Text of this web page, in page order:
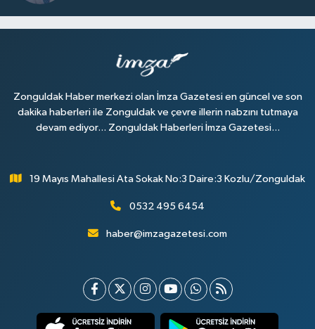
Zonguldak Haber merkezi olan İmza Gazetesi en güncel ve son
dakika haberleri ile Zonguldak ve çevre illerin nabzını tutmaya
devam ediyor... Zonguldak Haberleri İmza Gazetesi...
19 Mayıs Mahallesi Ata Sokak No:3 Daire:3 Kozlu/Zonguldak
0532 495 6454
haber@imzagazetesi.com